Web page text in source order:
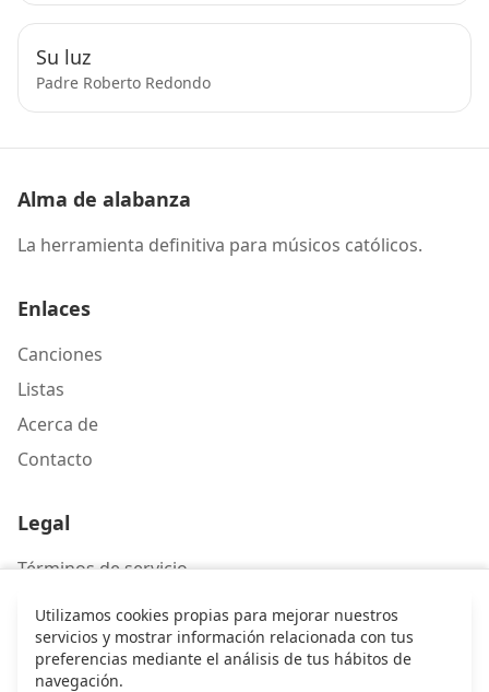
Su luz
Padre Roberto Redondo
Alma de alabanza
La herramienta definitiva para músicos católicos.
Enlaces
Canciones
Listas
Acerca de
Contacto
Legal
Términos de servicio
Política de privacidad
Contacto
Utilizamos cookies propias para mejorar nuestros
servicios y mostrar información relacionada con tus
preferencias mediante el análisis de tus hábitos de
navegación.